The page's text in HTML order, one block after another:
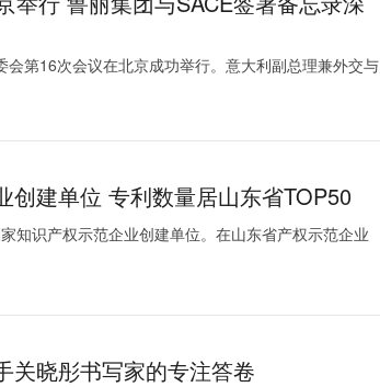
第16次会议在北京成功举行。意大利副总理兼外交与
建单位 专利数量居山东省TOP50
知识产权示范企业创建单位。在山东省产权示范企业
关晓彤书写家的专注答卷